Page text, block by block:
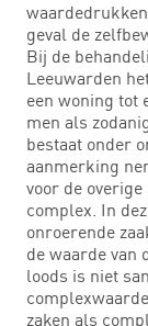
geval de
Bij de
Leeuwarden
een woning tot
men als
bestaat onder
aanmerking
voor de
complex. In
onroerende
de waarde van
loods is niet
zaken als